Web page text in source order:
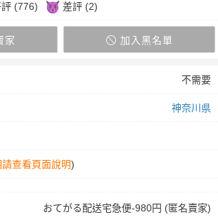
(776) 差評 (2)
家 加入黑名單
不需要
神奈川県
查看頁面說明)
おてがる配送宅急便-980円 (匿名賣家)